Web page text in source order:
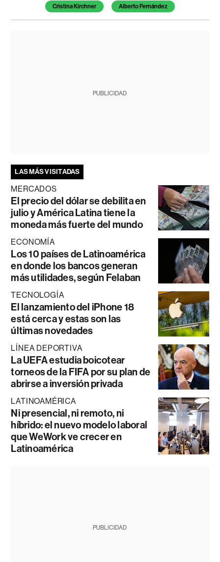
Cristina Kirchner Alberto Fernández
PUBLICIDAD
LAS MÁS VISITADAS
MERCADOS
El precio del dólar se debilita en
julio y América Latina tiene la
moneda más fuerte del mundo
ECONOMÍA
Los 10 países de Latinoamérica
en donde los bancos generan
más utilidades, según Felaban
TECNOLOGÍA
El lanzamiento del iPhone 18
está cerca y estas son las
últimas novedades
LÍNEA DEPORTIVA
La UEFA estudia boicotear
torneos de la FIFA por su plan de
abrirse a inversión privada
LATINOAMÉRICA
Ni presencial, ni remoto, ni
híbrido: el nuevo modelo laboral
que WeWork ve crecer en
Latinoamérica
PUBLICIDAD